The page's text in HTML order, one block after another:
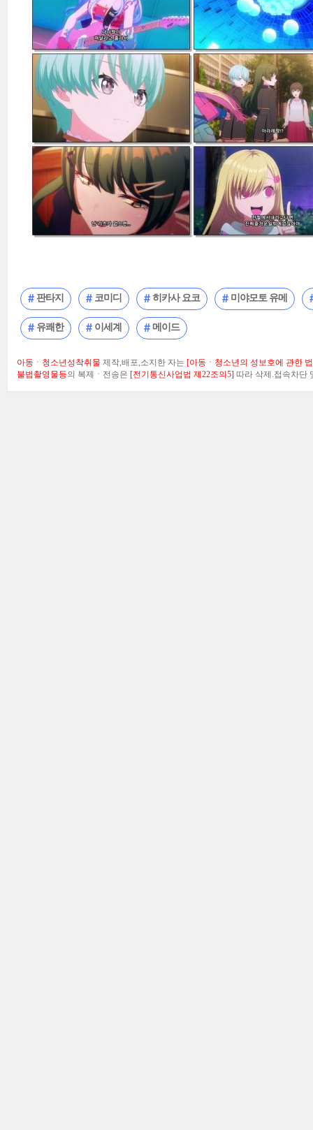
판타지 코미디 히카사 요코 미야모토 유메
유쾌한 이세계 메이드
아동ㆍ청소년성착취물 제작,배포,소지한 자는 [아동ㆍ청소년의 성보호에 관한
불법촬영물등의 복제ㆍ전송은 [전기통신사업법 제22조의5] 따라 삭제.접속차단